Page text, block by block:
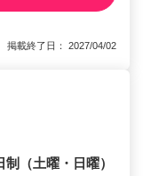
載終了日： 2027/04/02
（土曜・日曜）